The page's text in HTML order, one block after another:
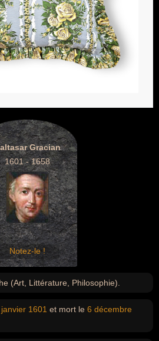
Gracian
1601 - 1658
Notez-le !
(Art, Littérature, Philosophie).
1601 et mort le 6 décembre